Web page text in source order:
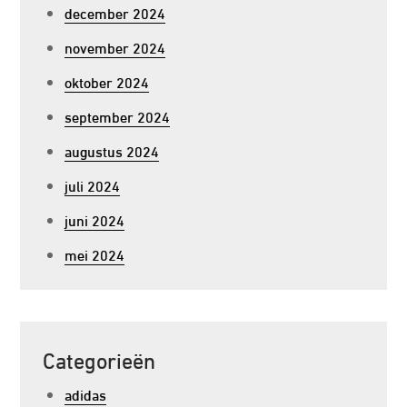
december 2024
november 2024
oktober 2024
september 2024
augustus 2024
juli 2024
juni 2024
mei 2024
Categorieën
adidas